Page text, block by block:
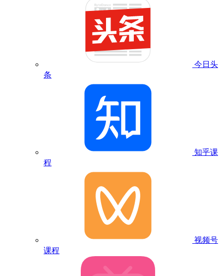
今日头
条
知乎课
程
视频号
课程